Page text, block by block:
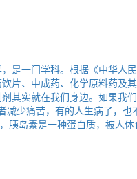
是一门学科。根据《中华人
片、中成药、化学原料药及
实就在我们身边。如果我
减少痛苦，有的人生病了，
岛素是一种蛋白质，被人